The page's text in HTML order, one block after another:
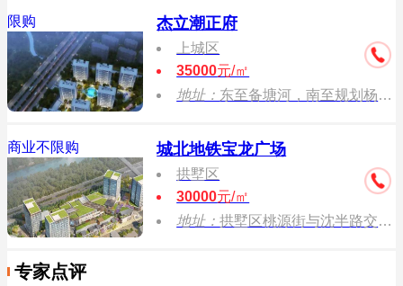
限购 杰立潮正府
上城区
35000元/㎡
地址： 东至备塘河，南至规划杨家路，西至同协路，北至沈家港
商业不限购 城北地铁宝龙广场
拱墅区
30000元/㎡
地址：拱墅区桃源街与沈半路交汇处
专家点评